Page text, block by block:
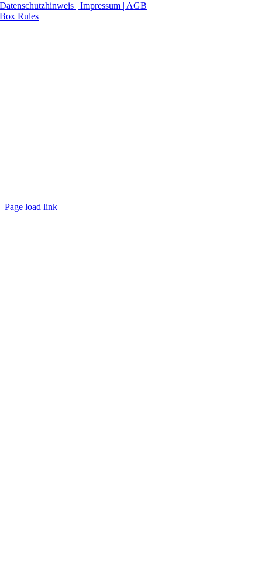
Datenschutzhinweis | Impressum | AGB
Box Rules
Page load link